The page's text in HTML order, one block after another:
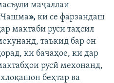
маҷаллаи
», ки се фарзандаш
мактаби русӣ таҳсил
таъкид бар он
ки бачаҳое, ки дар
русӣ мехонанд,
беҳтар ва